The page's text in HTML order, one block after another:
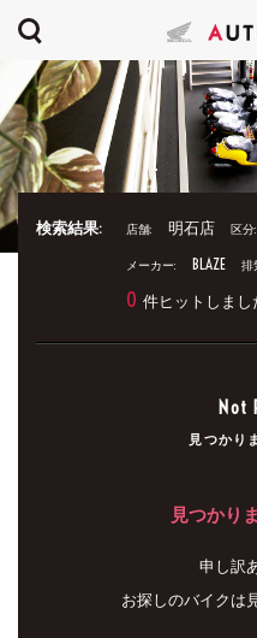
検索結果: 店舗: 明石店 区分:
メーカー: BLAZE 排
0 件ヒットしまし
Not
見つかり
見つかり
申し訳
お探しのバイクは